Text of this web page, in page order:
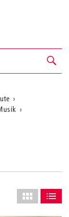
Layout
desALS GRIDALS